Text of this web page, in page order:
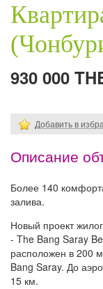
930 000
Добавить в
Описание
Более 140
залива.
Новый проект
- The Bang Saray
расположен в 200
Bang Saray. До
15 км.